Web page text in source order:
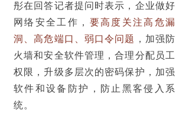
彤在回答记者提问时表示，企业做好
网络安全工作， 要高度关注高危漏
洞、高危端口、弱口令问题 ，加强防
火墙和安全软件管理，合理分配员工
权限，升级多层次的密码保护，加强
软件和设备防护，防止黑客侵入系
统。